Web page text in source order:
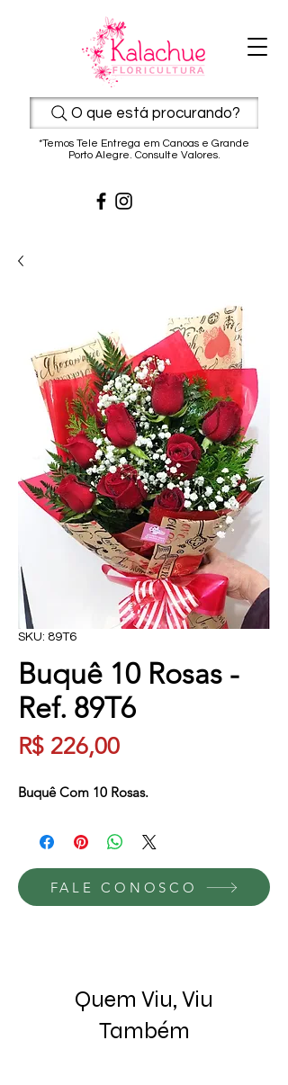
O que está procurando?
*Temos Tele Entrega em Canoas e Grande
Porto Alegre. Consulte Valores.
SKU: 89T6
Buquê 10 Rosas -
Ref. 89T6
R$ 226,00Preço
Buquê Com 10 Rosas.
FALE CONOSCO
Quem Viu, Viu
Também